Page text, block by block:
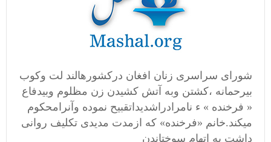
شورای سراسری زنان افغان درکشورهالند لت وکوب
بیرحمانه ،کشتن وبه آتش کشیدن زن مظلوم وبیدفاع
« فرخنده » ء نامرادراشدیداتقبیح نموده وآنرامحکوم
میکند.خانم «فرخنده» که ازمدت مدیدی تکلیف روانی
داشت به اتهام سوختاندن